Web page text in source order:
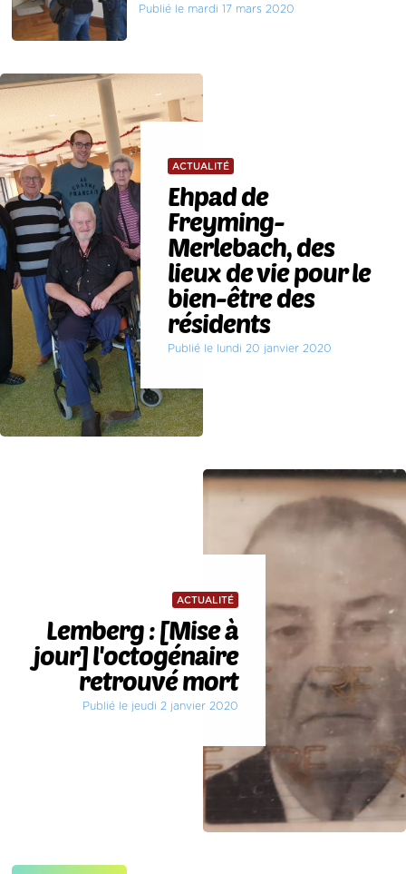
Publié le mardi 17 mars 2020
ACTUALITÉ
Ehpad de
Freyming-
Merlebach, des
lieux de vie pour le
bien-être des
résidents
Publié le lundi 20 janvier 2020
ACTUALITÉ
Lemberg : [Mise à
jour] l'octogénaire
retrouvé mort
Publié le jeudi 2 janvier 2020